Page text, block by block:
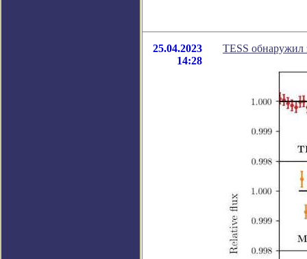
25.04.2023
14:28
TESS обнаружил